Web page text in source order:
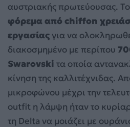
αυστριακής πρωτεύουσας. Το
φόρεμα από chiffon
εργασίας για να
διακοσμημένο με περίπου
Swarovski τα οποία
κίνηση της καλλιτέχνιδας.
μικροφώνου μέχρι την
outfit η λάμψη ήταν το
τη Delta να μοιάζει με